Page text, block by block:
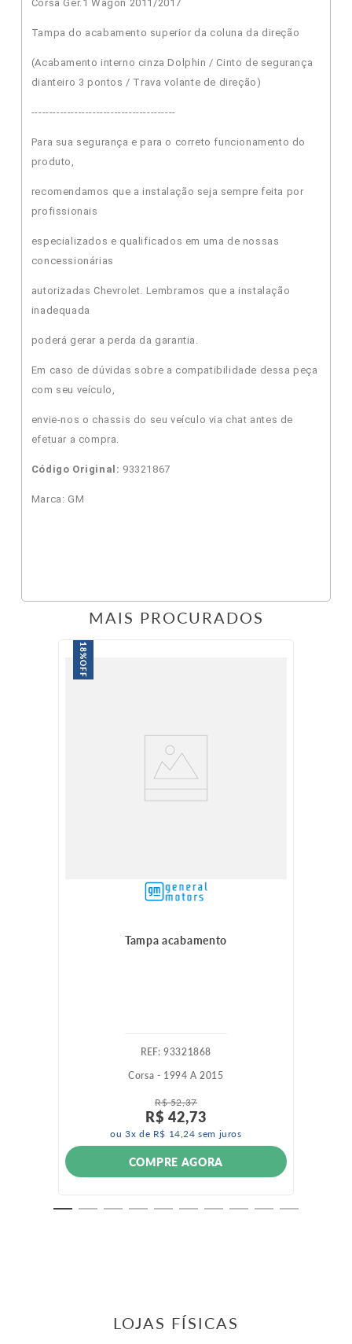
Corsa Ger.1 Wagon 2011/2017
Tampa do acabamento superior da coluna da direção
(Acabamento interno cinza Dolphin / Cinto de segurança
dianteiro 3 pontos / Trava volante de direção)
----------------------------------------
Para sua segurança e para o correto funcionamento do
produto,
recomendamos que a instalação seja sempre feita por
profissionais
especializados e qualificados em uma de nossas
concessionárias
autorizadas Chevrolet. Lembramos que a instalação
inadequada
poderá gerar a perda da garantia.
Em caso de dúvidas sobre a compatibilidade dessa peça
com seu veículo,
envie-nos o chassis do seu veículo via chat antes de
efetuar a compra.
Código Original: 93321867
Marca: GM
MAIS PROCURADOS
18%
OFF
Tampa acabamento
:93321868
Corsa - 1994 A 2015
R$ 52,37
R$ 42,73
ou3x de R$ 14,24 sem juros
COMPRE AGORA
LOJAS FÍSICAS